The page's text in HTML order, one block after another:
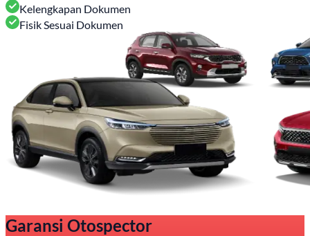
Kelengkapan Dokumen
Fisik Sesuai Dokumen
Garansi Otospector